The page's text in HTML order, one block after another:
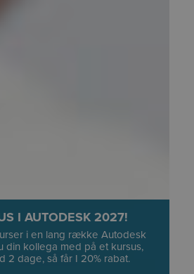
I AUTODESK 2027!
i en lang række Autodesk
din kollega med på et kursus,
2 dage, så får I 20% rabat.